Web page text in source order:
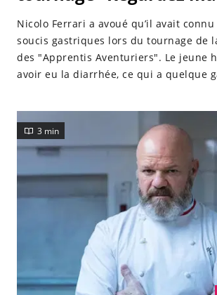
lors d'une interview, en déclarant
difficile pour nous et Vivi, nous
annoncer nos problèmes sur les
personnelles et notre famille ont
entre nous. J'admets avoir fait des
mais elle aussi.
Cependant, nous nous aimons
profondément, alors quand les choses
assez facile de faire amende
quelque chose à espérer."
Nicolo Ferrari a avoué qu’il avait
soucis gastriques lors du tournage de
des "Apprentis Aventuriers". Le jeune
avoir eu la diarrhée, ce qui a quelque
3 min